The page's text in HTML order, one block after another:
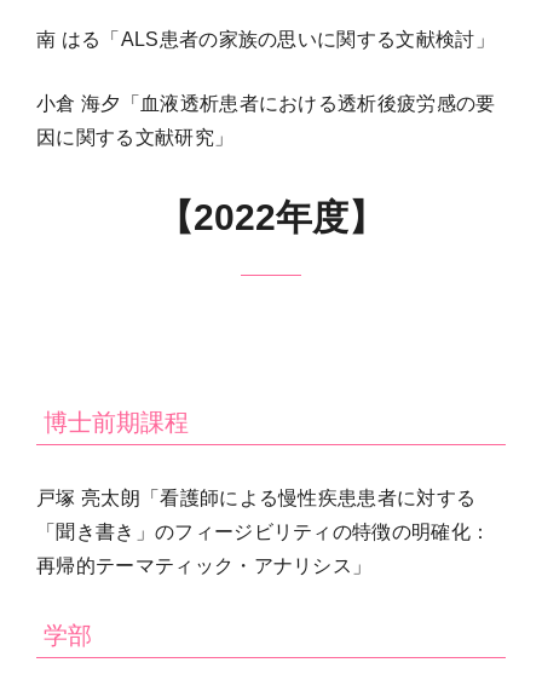
南 はる「ALS患者の家族の思いに関する文献検討」
小倉 海夕「血液透析患者における透析後疲労感の要
因に関する文献研究」
【2022年度】
博士前期課程
戸塚 亮太朗「看護師による慢性疾患患者に対する
「聞き書き」のフィージビリティの特徴の明確化：
再帰的テーマティック・アナリシス」
学部